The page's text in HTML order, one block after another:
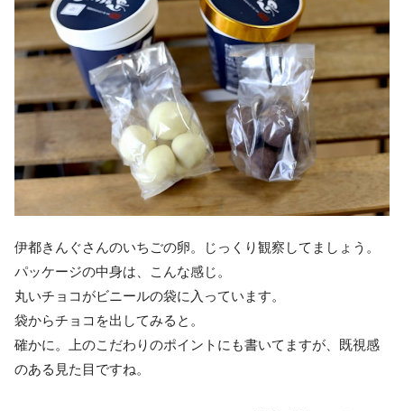
伊都きんぐさんのいちごの卵。じっくり観察してましょう。
パッケージの中身は、こんな感じ。
丸いチョコがビニールの袋に入っています。
袋からチョコを出してみると。
確かに。上のこだわりのポイントにも書いてますが、既視感
のある見た目ですね。